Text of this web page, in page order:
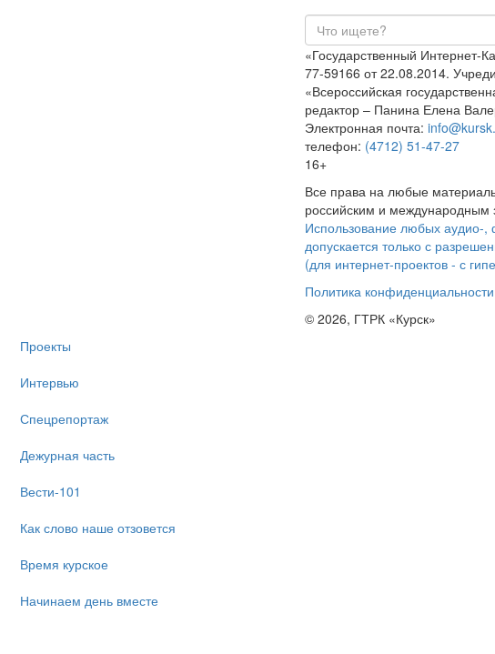
«Государственный
77-59166 от 22.08.2014.
«Всероссийская
редактор – Панина Елена
Электронная почта:
телефон: (4712) 51-47-27
16+
Все права на любые
российским и международным
Использование любых аудио-
допускается только с
(для интернет-проектов - с
Политика конфиденциальности
© 2026, ГТРК «Курск»
Проекты
Интервью
Спецрепортаж
Дежурная часть
Вести-101
Как слово наше отзовется
Время курское
Начинаем день вместе